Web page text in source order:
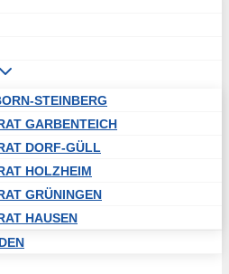
STEINBERG
GARBENTEICH
DORF-GÜLL
HOLZHEIM
GRÜNINGEN
HAUSEN